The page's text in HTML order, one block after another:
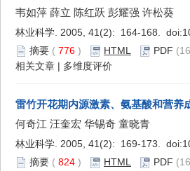
韦如萍 薛立 陈红跃 彭耀强 许松葵
林业科学. 2005, 41(2): 164-168. doi:
摘要 ( 776 ) HTML PDF
相关文章 | 多维度评价
雷竹开花期内源激素、氨基酸和营养
何奇江 汪奎宏 华锡奇 童晓青
林业科学. 2005, 41(2): 169-173. doi:
摘要 ( 824 ) HTML PDF